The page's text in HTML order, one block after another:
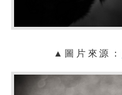
▲ 圖片來源：